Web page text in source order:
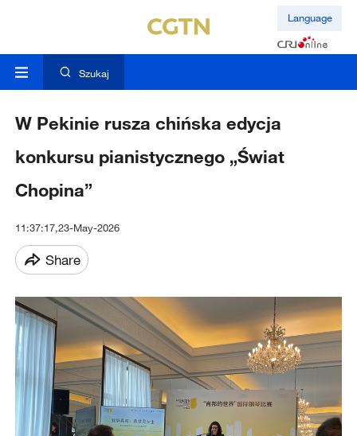
Language
Szukaj
W Pekinie rusza chińska edycja
konkursu pianistycznego „Świat
Chopina”
11:37:17,23-May-2026
Share